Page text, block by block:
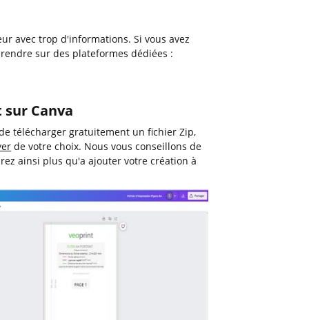
avec trop d'informations. Si vous avez
sur des plateformes dédiées :
Canva
télécharger gratuitement un fichier Zip,
de votre choix. Nous vous conseillons de
ainsi plus qu'a ajouter votre création à